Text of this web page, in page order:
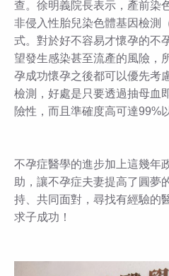
查。徐明義院長表示，產前染
非侵入性胎兒染色體基因檢測
式。對於好不容易才懷孕的不
望發生感染甚至流產的風險，
孕成功懷孕之後都可以優先考
檢測，好處是只要透過抽母血
險性，而且準確度高可達99%
不孕症醫學的進步加上這幾年
助，讓不孕症夫妻提高了圓夢
持、共同面對，尋找有經驗的
求子成功！